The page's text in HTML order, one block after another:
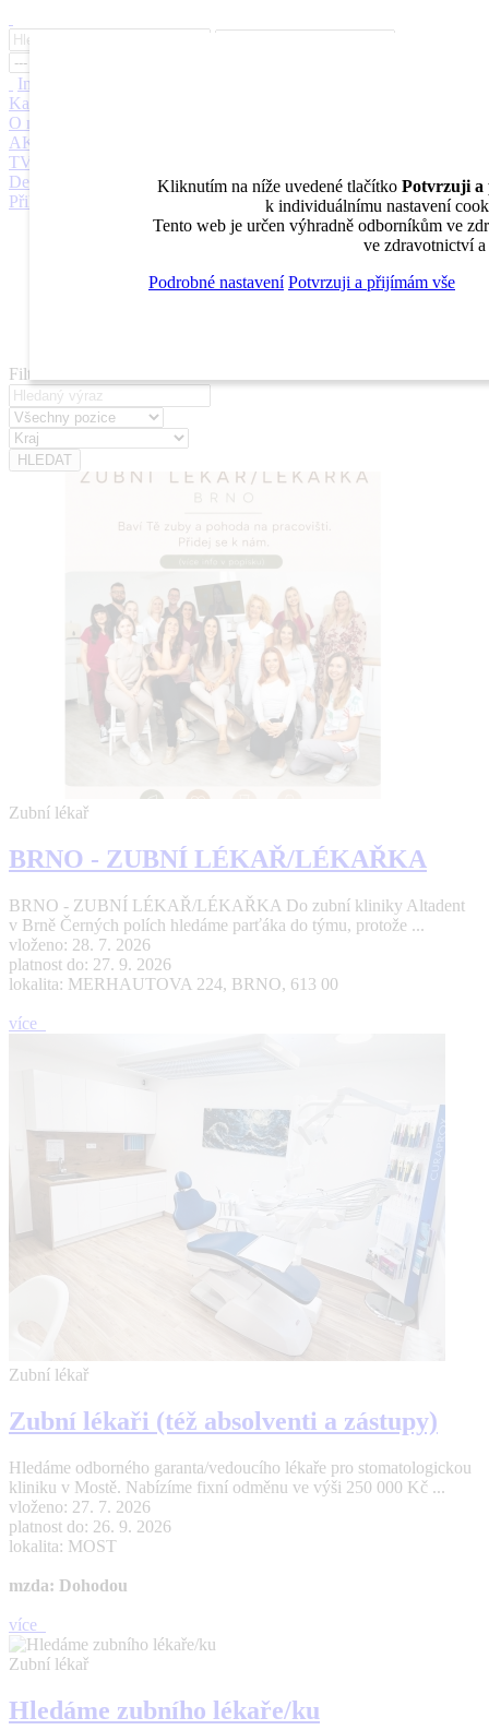
Inzerce
Kariérní poradenství
O nás
AKADEMIE
TV
DentalJobs.cz
search
Přihlásit
Filtrovat
Zubní lékař
BRNO - ZUBNÍ LÉKAŘ/LÉKAŘKA
BRNO - ZUBNÍ LÉKAŘ/LÉKAŘKA Do zubní kliniky Altadent
v Brně Černých polích hledáme parťáka do týmu, protože ...
vloženo: 28. 7. 2026
platnost do: 27. 9. 2026
lokalita: MERHAUTOVA 224, BRNO, 613 00
více
Zubní lékař
Zubní lékaři (též absolventi a zástupy)
Hledáme odborného garanta/vedoucího lékaře pro stomatologickou
kliniku v Mostě. Nabízíme fixní odměnu ve výši 250 000 Kč ...
vloženo: 27. 7. 2026
platnost do: 26. 9. 2026
lokalita: MOST
mzda: Dohodou
více
Zubní lékař
Hledáme zubního lékaře/ku
Kliknutím na níže uvedené tlačítko Potvrzuji a
k individuálnímu nastavení
Tento web je určen výhradně odborníkům ve
ve zdravotnictví
Podrobné nastavení Potvrzuji a přijímám vše